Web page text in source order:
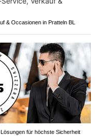
& Occasionen in Pratteln BL
für höchste Sicherheit